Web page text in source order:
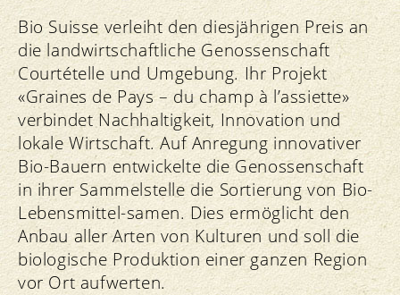
Bio Suisse verleiht den diesjährigen Preis an
die landwirtschaftliche Genossenschaft
Courtételle und Umgebung. Ihr Projekt
«Graines de Pays – du champ à l’assiette»
verbindet Nachhaltigkeit, Innovation und
lokale Wirtschaft. Auf Anregung innovativer
Bio-Bauern entwickelte die Genossenschaft
in ihrer Sammelstelle die Sortierung von Bio-
Lebensmittel-samen. Dies ermöglicht den
Anbau aller Arten von Kulturen und soll die
biologische Produktion einer ganzen Region
vor Ort aufwerten.